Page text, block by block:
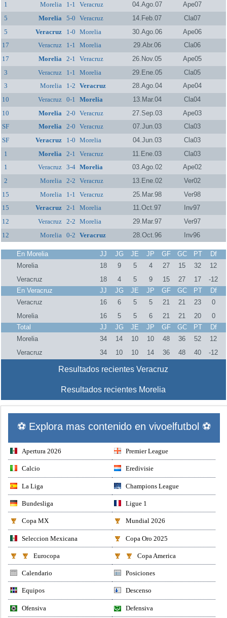
1
Morelia 1-1 Veracruz 04.Ago.07
Ape07
5
Morelia 5-0 Veracruz 14.Feb.07
Cla07
5
Veracruz 1-0 Morelia 30.Ago.06
Ape06
17
Veracruz 1-1 Morelia 29.Abr.06
Cla06
17
Morelia 2-1 Veracruz 26.Nov.05
Ape05
3
Veracruz 1-1 Morelia 29.Ene.05
Cla05
3
Morelia 1-2 Veracruz 28.Ago.04
Ape04
10
Veracruz 0-1 Morelia 13.Mar.04
Cla04
10
Morelia 2-0 Veracruz 27.Sep.03
Ape03
SF
Morelia 2-0 Veracruz 07.Jun.03
Cla03
SF
Veracruz 1-0 Morelia 04.Jun.03
Cla03
1
Morelia 2-1 Veracruz 11.Ene.03
Cla03
1
Veracruz 3-4 Morelia 03.Ago.02
Ape02
2
Morelia 2-2 Veracruz 13.Ene.02
Ver02
15
Morelia 1-1 Veracruz 25.Mar.98
Ver98
15
Veracruz 2-1 Morelia 11.Oct.97
Inv97
12
Veracruz 2-2 Morelia 29.Mar.97
Ver97
12
Morelia 0-2 Veracruz 28.Oct.96 Inv96
En Morelia JJ JG JE JP GF GC PT
Df
Morelia
18 9 5 4 27 15 32
12
Veracruz
18 4 5 9 15 27 17
-12
En Veracruz
JJ JG JE JP GF GC PT
Df
Veracruz
16 6 5 5 21 21 23
0
Morelia
16 5 5 6 21 21 20
0
Total
JJ JG JE JP GF GC PT
Df
Morelia
34 14 10 10 48 36 52
12
Veracruz
34 10 10 14 36 48 40 -12
Resultados recientes Veracruz
Resultados recientes Morelia
⚽ Explora mas contenido en vivoelfutbol ⚽
Apertura 2026 Premier League
Calcio Eredivisie
La Liga Champions League
Bundesliga Ligue 1
Copa MX Mundial 2026
Seleccion Mexicana Copa Oro 2025
Eurocopa Copa America
Calendario Posiciones
Equipos Descenso
Ofensiva Defensiva